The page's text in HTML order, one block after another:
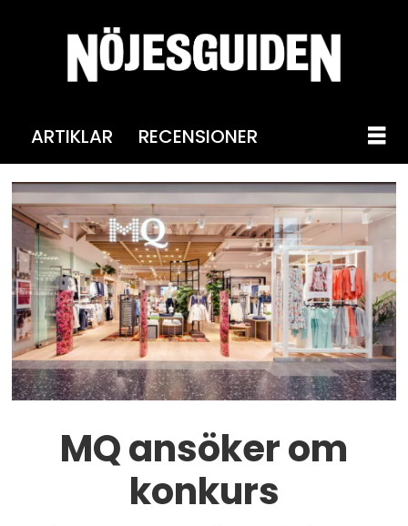
ARTIKLAR RECENSIONER
MQ ansöker om
konkurs